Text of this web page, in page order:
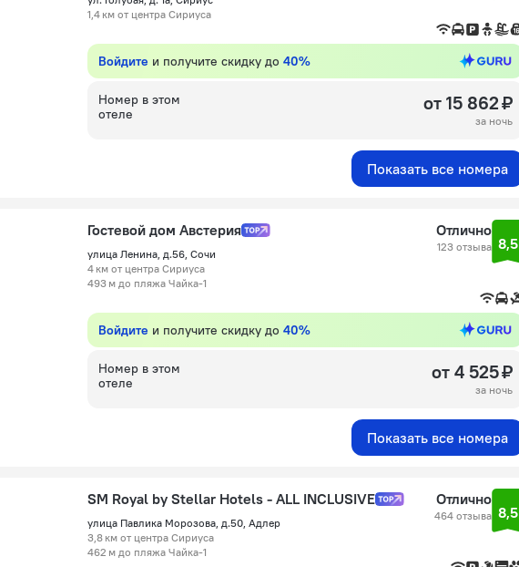
1,4 км от центра Сириуса
Войдите и получите скидку до 40%
Номер в этом
отеле
от 15 862 ₽
за ночь
Показать все номера
Гостевой дом Австерия
улица Ленина, д.56, Сочи
4 км от центра Сириуса
493 м до пляжа Чайка-1
Отлично
123 отзыва 8,5
Войдите и получите скидку до 40%
Номер в этом
отеле
от 4 525 ₽
за ночь
Показать все номера
SM Royal by Stellar Hotels - ALL INCLUSIVE
улица Павлика Морозова, д.50, Адлер
3,8 км от центра Сириуса
462 м до пляжа Чайка-1
Отлично
464 отзыва 8,5